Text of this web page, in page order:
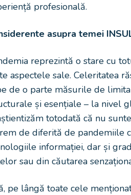
profesională.
asupra temei
reprezintă o stare cu
aspectele sale. Celeritatea
de o parte măsurile de
și esențiale – la nivel
totodată că nu
de diferită de pandemiile
informației, dar și
sau din căutarea
pe lângă toate cele